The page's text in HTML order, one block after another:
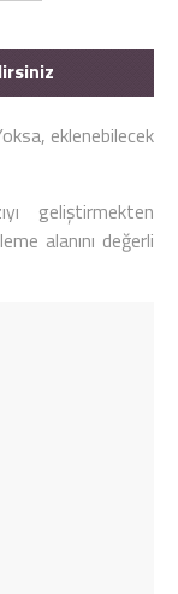
eklenebilecek
geliştirmekten
alanını değerli